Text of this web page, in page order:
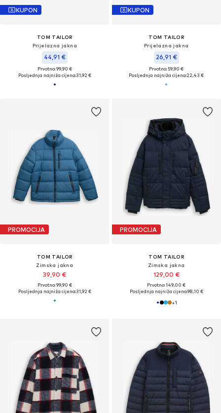
KUPON
TOM TAILOR
Prijelazna jakna
44,91 €
Prvotno: 99,90 €
Posljednja najniža cijena:31,92 €
KUPON
TOM TAILOR
Prijelazna jakna
26,91 €
Prvotno: 59,90 €
Posljednja najniža cijena:22,43 €
PROMOCIJA
TOM TAILOR
Zimska jakna
39,90 €
Prvotno: 99,90 €
Posljednja najniža cijena:31,92 €
PROMOCIJA
TOM TAILOR
Zimska jakna
129,00 €
Prvotno: 149,00 €
Posljednja najniža cijena:98,10 €
+1